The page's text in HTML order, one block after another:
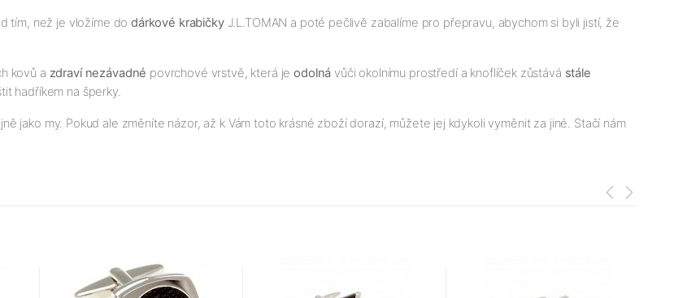
tím, než je vložíme dodárkové krabičkyJ.L.TOMAN a poté pečlivě zabalíme pro přepravu, abychom si byli jistí, že
kovů a zdraví nezávadné povrchové vrstvě, která jeodolná vůči okolnímu prostředí a knoflíček zůstává stále
hadříkem na šperky.
jako my. Pokud ale změníte názor, až k Vám toto krásné zboží dorazí, můžete jej kdykoli vyměnit za jiné. Stačí nám